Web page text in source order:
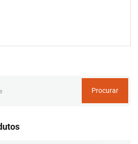
Procurar